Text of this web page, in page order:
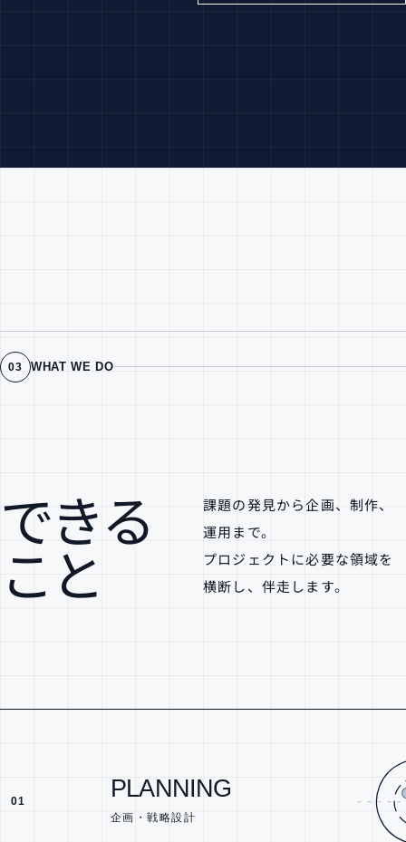
03 WHAT WE DO
できる
こと
課題の発見から企画、制作、
運用まで。
プロジェクトに必要な領域を
横断し、伴走します。
01 PLANNING
企画・戦略設計